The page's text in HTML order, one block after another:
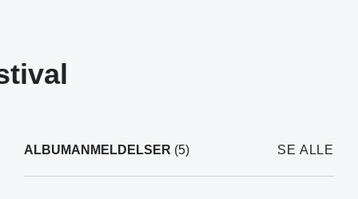
ALBUMANMELDELSER (5) SE ALLE